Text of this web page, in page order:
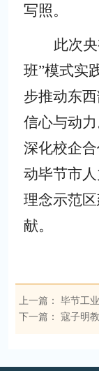
写照。
此次
班”模式实
步推动东
信心与动
深化校企
动毕节市
理念示范
献。
上一篇： 毕节工业职
下一篇： 寇子明教授莅